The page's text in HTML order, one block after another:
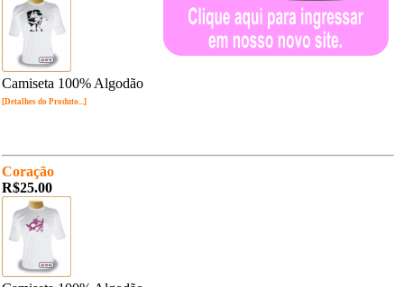
Camiseta 100% Algodão
[Detalhes do Produto...]
Coração
R$25.00